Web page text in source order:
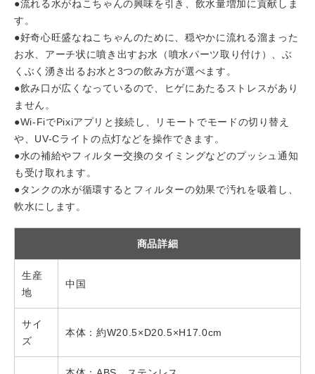
●流れる水がねこちゃんの興味を引き、飲水量増加に貢献しま
す。
●好奇心旺盛なねこちゃんのために、穏やかに流れる溜まった
お水、アーチ状に噴き出すお水（噴水パーツ取り付け）、ぶ
くぶく湧き出るお水と3つの飲み方が選べます。
●飲み口が広くなっているので、ヒゲにあたるストレスがあり
ません。
●Wi-FiでPixiアプリと接続し、リモートでモードの切り替え
や、UV-Cライトの点灯などを操作できます。
●水の補給やフィルター交換のタイミングなどのプッシュ通知
も受け取れます。
●タンクの水が循環するとフィルターの効果で汚れを吸着し、
軟水にします。
商品詳細
生産
地
中国
サイ
ズ
本体：約W20.5×D20.5×H17.0cm